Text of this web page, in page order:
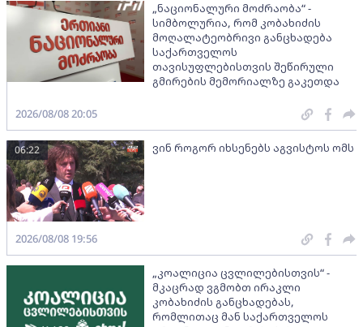
„ნაციონალური მოძრაობა“ -
სიმბოლურია, რომ კობახიძის
მოღალატეობრივი განცხადება
საქართველოს
თავისუფლებისთვის შეწირული
გმირების მემორიალზე გაკეთდა
2026/08/08 20:05
ვინ როგორ იხსენებს აგვისტოს ომს
06:22
2026/08/08 19:56
„კოალიცია ცვლილებისთვის“ -
მკაცრად ვგმობთ ირაკლი
კობახიძის განცხადებას,
რომლითაც მან საქართველოს